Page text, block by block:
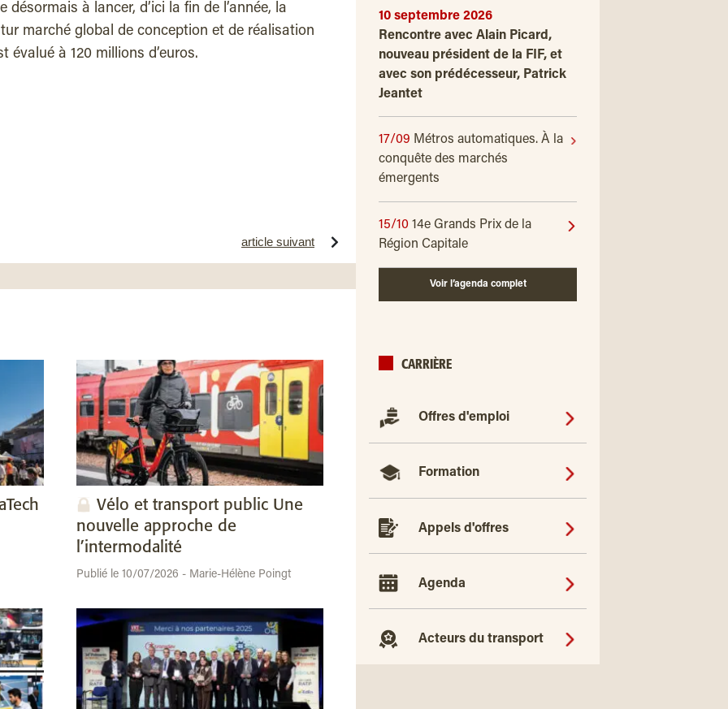
désormais à lancer, d’ici la fin de l’année, la
marché global de conception et de réalisation
évalué à 120 millions d’euros.
article suivant
Vélo et transport public Une
nouvelle approche de
l’intermodalité
Publié le 10/07/2026 - Marie-Hélène Poingt
10 septembre 2026
Rencontre avec Alain Picard,
nouveau président de la FIF, et
avec son prédécesseur, Patrick
Jeantet
17/09 Métros automatiques. À la
conquête des marchés
émergents
15/10 14e Grands Prix de la
Région Capitale
Voir l’agenda complet
CARRIÈRE
Offres d'emploi
Formation
Appels d'offres
Agenda
Acteurs du transport